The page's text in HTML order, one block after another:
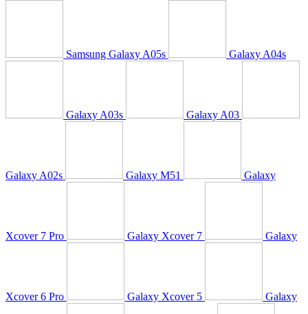
Samsung Galaxy A05s Galaxy A04s
Galaxy A03s Galaxy A03
Galaxy A02s Galaxy M51 Galaxy
Xcover 7 Pro Galaxy Xcover 7 Galaxy
Xcover 6 Pro Galaxy Xcover 5 Galaxy